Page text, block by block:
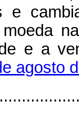
e
e a
agosto